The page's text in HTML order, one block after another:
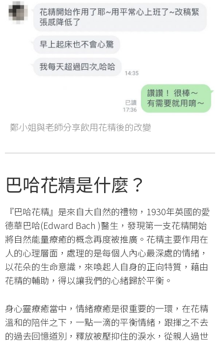
鄭小姐與老師分享飲用花精後的改變
巴哈花精是什麼？
『巴哈花精』是來自大自然的禮物，1930年英國的愛
德華巴哈(Edward Bach )醫生，發現第一支花精開始
將自然能量療癒的概念再度被推廣。花精主要作用在
人的心理層面，處理的是每個人內心最深處的情緒，
以花朵的生命意識，來喚起人自身的正向特質，藉由
花精的輔助，得以讓我們的心緒歸於平衡。
身心靈療癒當中，情緒療癒是很重要的一環，在花精
溫和的陪伴之下，一點一滴的平衡情緒，跟揮之不去
的過去回憶道別，釋放被壓抑住的淚水，從親人過世